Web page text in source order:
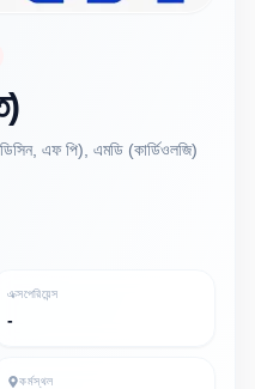
এফ পি), এমডি (কার্ডিওলজি)
এক্সপেরিয়েন্স
-
কর্মস্থল